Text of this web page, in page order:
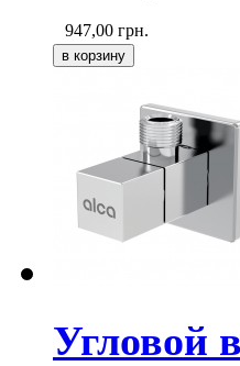
947,00 грн.
Угловой